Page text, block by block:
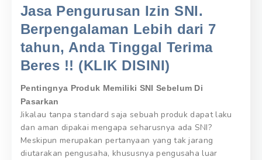
Jasa Pengurusan Izin SNI.
Berpengalaman Lebih dari 7
tahun, Anda Tinggal Terima
Beres !! (KLIK DISINI)
Pentingnya Produk Memiliki SNI Sebelum Di
Pasarkan
Jikalau tanpa standard saja sebuah produk dapat laku
dan aman dipakai mengapa seharusnya ada SNI?
Meskipun merupakan pertanyaan yang tak jarang
diutarakan pengusaha, khususnya pengusaha luar